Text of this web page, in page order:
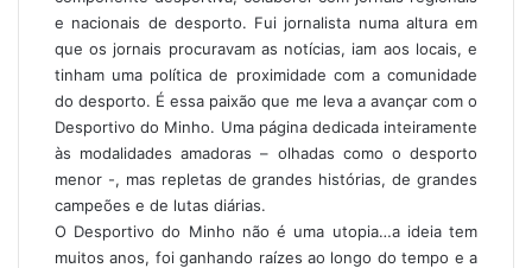
e nacionais de desporto. Fui jornalista numa altura em
que os jornais procuravam as notícias, iam aos locais, e
tinham uma política de proximidade com a comunidade
do desporto. É essa paixão que me leva a avançar com o
Desportivo do Minho. Uma página dedicada inteiramente
às modalidades amadoras – olhadas como o desporto
menor -, mas repletas de grandes histórias, de grandes
campeões e de lutas diárias.
O Desportivo do Minho não é uma utopia…a ideia tem
muitos anos, foi ganhando raízes ao longo do tempo e a